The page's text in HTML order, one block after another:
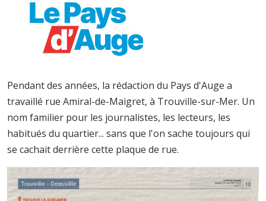
Pendant des années, la rédaction du Pays d'Auge a
travaillé rue Amiral-de-Maigret, à Trouville-sur-Mer. Un
nom familier pour les journalistes, les lecteurs, les
habitués du quartier... sans que l'on sache toujours qui
se cachait derrière cette plaque de rue.